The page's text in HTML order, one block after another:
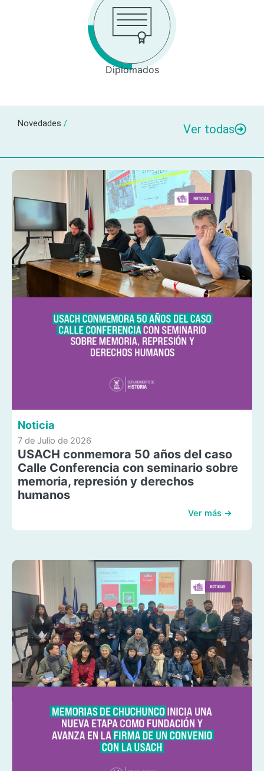
Diplomados
Novedades / Ver todas
Noticia
7 de Julio de 2026
USACH conmemora 50 años del caso
Calle Conferencia con seminario sobre
memoria, represión y derechos
humanos
Ver más →